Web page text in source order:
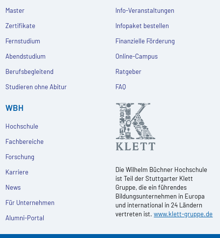
Master
Zertifikate
Fernstudium
Abendstudium
Berufsbegleitend
Studieren ohne Abitur
Info-Veranstaltungen
Infopaket bestellen
Finanzielle Förderung
Online-Campus
Ratgeber
FAQ
WBH
Hochschule
Fachbereiche
Forschung
Karriere
News
Für Unternehmen
Alumni-Portal
Die Wilhelm Büchner Hochschule
ist Teil der Stuttgarter Klett
Gruppe, die ein führendes
Bildungsunternehmen in Europa
und international in 24 Ländern
vertreten ist.www.klett-gruppe.de